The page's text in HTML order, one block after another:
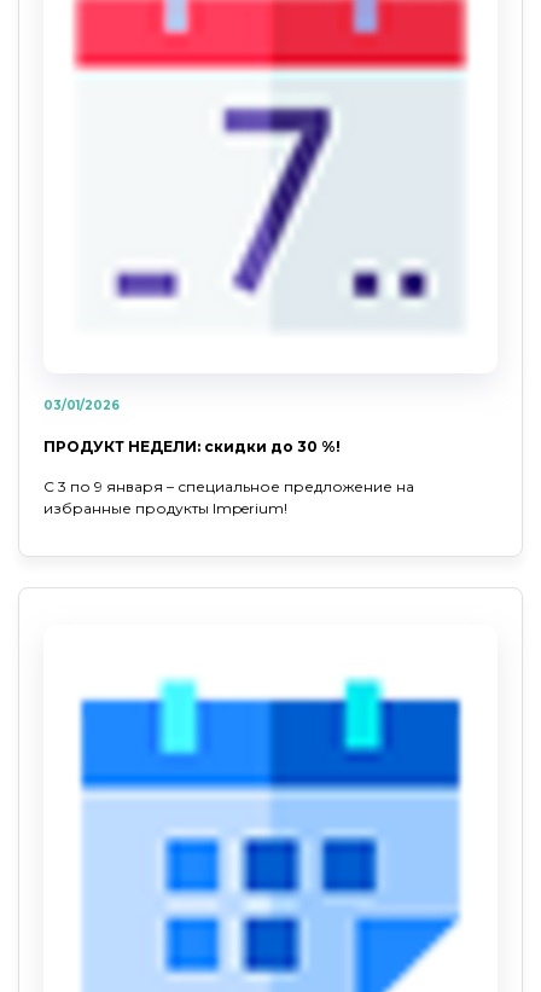
03/01/2026
ПРОДУКТ НЕДЕЛИ: скидки до 30 %!
С 3 по 9 января – специальное предложение на
избранные продукты Imperium!